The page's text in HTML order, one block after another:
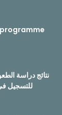
للتسجيل في